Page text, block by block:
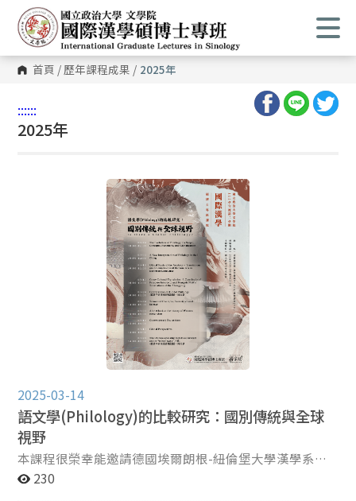
首頁 /歷年課程成果 / 2025年
::::::
2025年
2025-03-14
語文學(Philology)的比較研究：國別傳統與全球
視野
本課程很榮幸能邀請德國埃爾朗根-紐倫堡大學漢學系朗
宓榭（Michael Lackner）講座教授擔任主講。朗宓榭教
230